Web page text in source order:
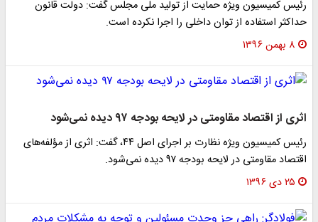
رئیس کمیسیون ویژه حمایت از تولید ملی مجلس گفت: دولت قانون
حداکثر استفاده از توان داخلی را اجرا نکرده است.
۸ بهمن ۱۳۹۶
اثری از اقتصاد مقاومتی در لایحه بودجه ۹۷ دیده نمی‌شود
رئیس کمیسیون ویژه نظارت بر اجرای اصل ۴۴، گفت: اثری از مؤلفه‌های
اقتصاد مقاومتی در لایحه بودجه ۹۷ دیده نمی‌شود.
۲۵ دی ۱۳۹۶